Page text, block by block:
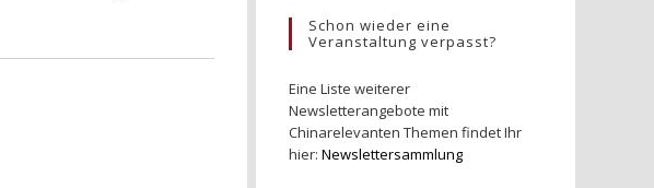
Schon wieder eine
Veranstaltung verpasst?
Eine Liste weiterer
Newsletterangebote mit
Chinarelevanten Themen findet Ihr
hier: Newslettersammlung